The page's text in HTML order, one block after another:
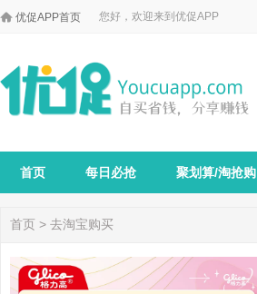
 优促APP首页 您好，欢迎来到优促APP
首页 每日必抢 聚划算/淘抢购
首页 > 去淘宝购买